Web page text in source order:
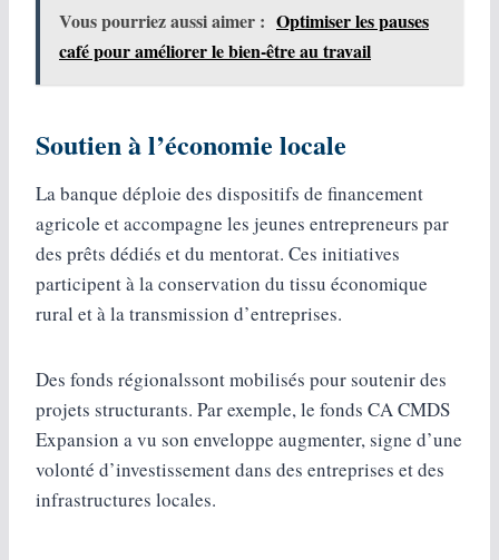
Vous pourriez aussi aimer : Optimiser les pauses
café pour améliorer le bien-être au travail
Soutien à l’économie locale
La banque déploie des dispositifs de financement
agricole et accompagne les jeunes entrepreneurs par
des prêts dédiés et du mentorat. Ces initiatives
participent à la conservation du tissu économique
rural et à la transmission d’entreprises.
Des fonds régionalssont mobilisés pour soutenir des
projets structurants. Par exemple, le fonds CA CMDS
Expansion a vu son enveloppe augmenter, signe d’une
volonté d’investissement dans des entreprises et des
infrastructures locales.